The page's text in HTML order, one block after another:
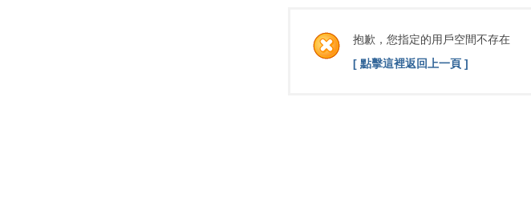
抱歉，您指定的用戶空間不存在
[ 點擊這裡返回上一頁 ]